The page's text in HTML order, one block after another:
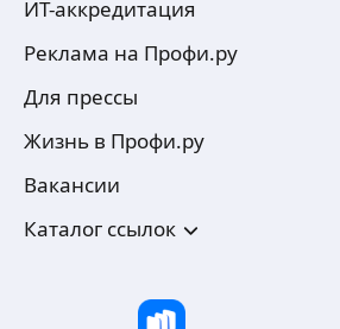
ИТ-аккредитация
Реклама на Профи.ру
Для прессы
Жизнь в Профи.ру
Вакансии
Каталог ссылок